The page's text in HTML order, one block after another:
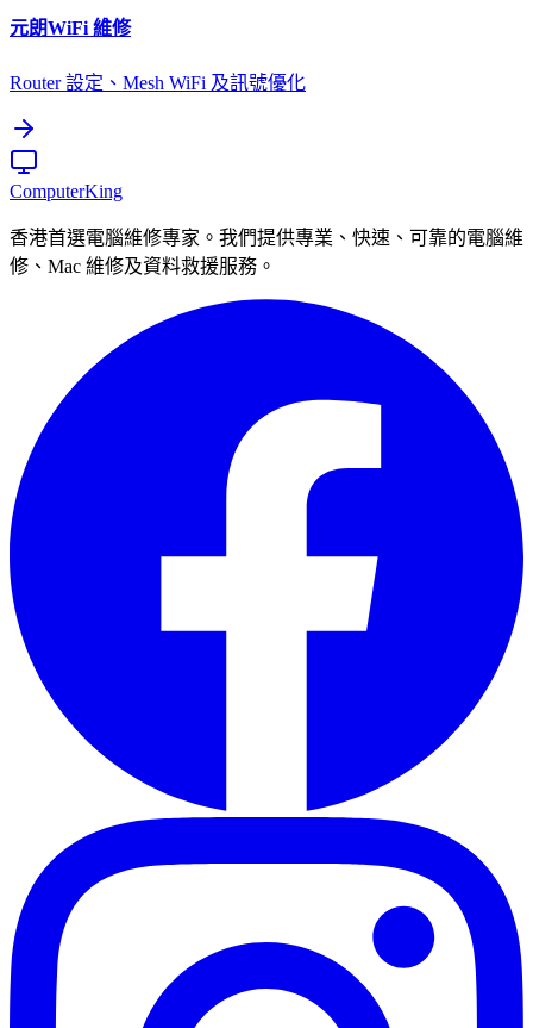
元朗WiFi 維修
Router 設定、Mesh WiFi 及訊號優化
ComputerKing
香港首選電腦維修專家。我們提供專業、快速、可靠的電腦維
修、Mac 維修及資料救援服務。